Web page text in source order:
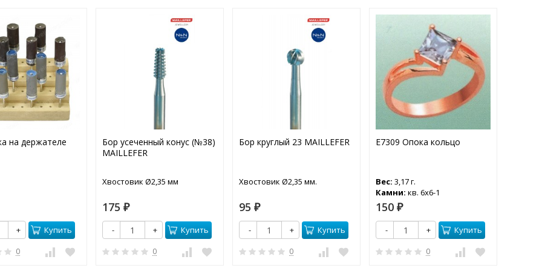
на держателе
+ Купить
0
Бор усеченный конус (№38)
MAILLEFER
Хвостовик Ø2,35 мм
175 ₽
- + Купить
0
Бор круглый 23 MAILLEFER
Хвостовик Ø2,35 мм.
95 ₽
- + Купить
0
Е7309 Опока кольцо
Вес: 3,17 г.
Камни: кв. 6x6-1
150 ₽
- + Купить
0